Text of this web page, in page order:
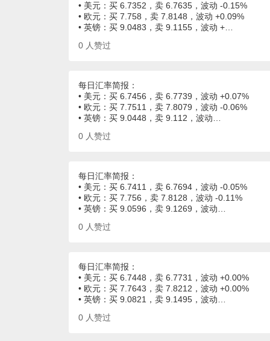
• 美元：买 6.7352，卖 6.7635，波动 -0.15%
• 欧元：买 7.758，卖 7.8148，波动 +0.09%
• 英镑：买 9.0483，卖 9.1155，波动 +…
0 人赞过
每日汇率简报：
• 美元：买 6.7456，卖 6.7739，波动 +0.07%
• 欧元：买 7.7511，卖 7.8079，波动 -0.06%
• 英镑：买 9.0448，卖 9.112，波动…
0 人赞过
每日汇率简报：
• 美元：买 6.7411，卖 6.7694，波动 -0.05%
• 欧元：买 7.756，卖 7.8128，波动 -0.11%
• 英镑：买 9.0596，卖 9.1269，波动…
0 人赞过
每日汇率简报：
• 美元：买 6.7448，卖 6.7731，波动 +0.00%
• 欧元：买 7.7643，卖 7.8212，波动 +0.00%
• 英镑：买 9.0821，卖 9.1495，波动…
0 人赞过